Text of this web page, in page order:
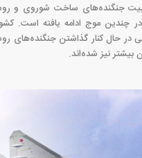
جنگنده‌های ساخت شوروی و
چندین موج ادامه یافته است.
در حال کنار گذاشتن جنگنده‌های
بیشتر نیز شده‌اند.